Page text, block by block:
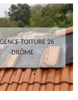
TOITURE 26
DRÔME